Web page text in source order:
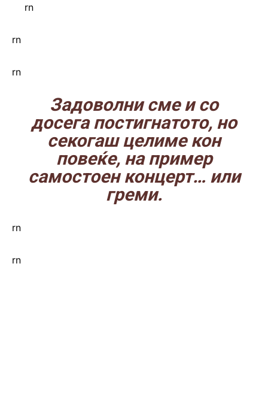
rn
rn
rn
Задоволни сме и со
досега постигнатото, но
секогаш целиме кон
повеќе, на пример
самостоен концерт… или
греми.
rn
rn